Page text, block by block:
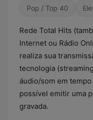
Pop / Top 40
Rede Total Hits
Internet ou Rádio
realiza sua
tecnologia
áudio/som em
possível emitir uma
gravada.